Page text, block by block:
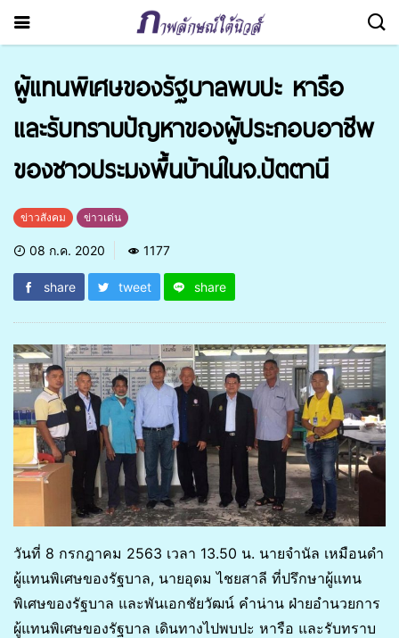
ผู้แทนพิเศษของรัฐบาลพบปะ หารือ
และรับทราบปัญหาของผู้ประกอบอาชีพ
ของชาวประมงพื้นบ้านในจ.ปัตตานี
ข่าวสังคม ข่าวเด่น
08 ก.ค. 2020 1177
share tweet share
วันที่ 8 กรกฎาคม 2563 เวลา 13.50 น. นายจำนัล เหมือนดำ
ผู้แทนพิเศษของรัฐบาล, นายอุดม ไชยสาลี ที่ปรึกษาผู้แทน
พิเศษของรัฐบาล และพันเอกชัยวัฒน์ คำน่าน ฝ่ายอำนวยการ
ผู้แทนพิเศษของรัฐบาล เดินทางไปพบปะ หารือ และรับทราบ